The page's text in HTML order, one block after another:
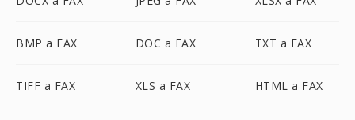
BMP a FAX DOC a FAX TXT a FAX
TIFF a FAX XLS a FAX HTML a FAX